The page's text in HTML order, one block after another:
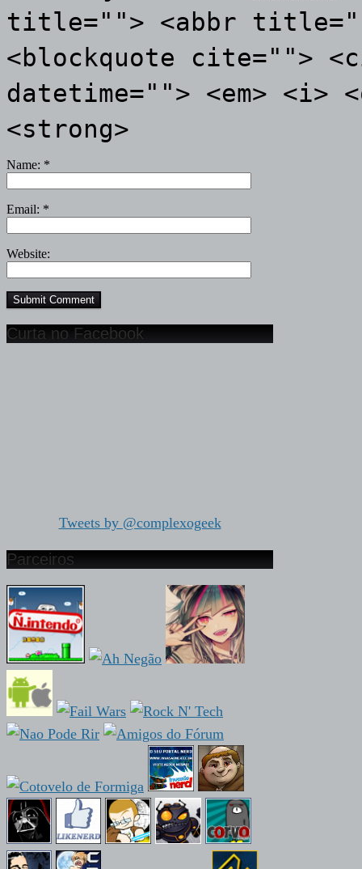
title=""> <abbr
<blockquote cite="">
datetime=""> <em> <i>
<strong>
Name: *
Email: *
Website:
Curta no Facebook
Tweets by @complexogeek
Parceiros